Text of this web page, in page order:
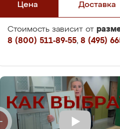
Цена Доставка
Стоимость зависит от
8 (800) 511-89-55, 8 (495)